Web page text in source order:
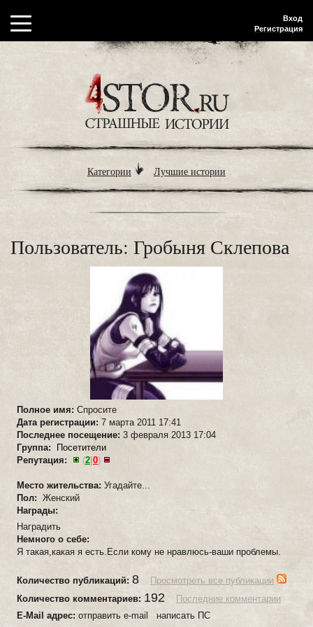
Вход
Регистрация
Категории Лучшие истории
Пользователь: Гробыня Склепова
Полное имя: Спросите
Дата регистрации: 7 марта 2011 17:41
Последнее посещение: 3 февраля 2013 17:04
Группа:
Посетители
Репутация:
(2 0)
Место жительства: Угадайте...
Пол: Женский
Награды:
Наградить
Немного о себе:
Я такая,какая я есть.Если кому не нравлюсь-ваши проблемы.
Количество публикаций: 8
Просмотреть все публикации
Количество комментариев: 192
Последние комментарии
E-Mail адрес: отправить e-mail написать ПС